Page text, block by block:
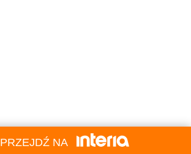
PRZEJDŹ NA